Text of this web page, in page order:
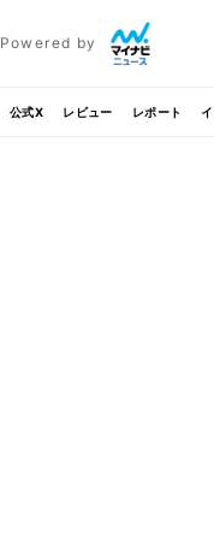
Powered by
公式X レビュー レポート